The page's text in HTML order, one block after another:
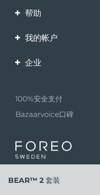
帮助
联系我们
我的帐户
产品注册
企业
伙伴计划
联盟新闻
成为合作伙伴
使用条款
100%安全支付
Bazaarvoice口碑
BEAR™ 2 套装